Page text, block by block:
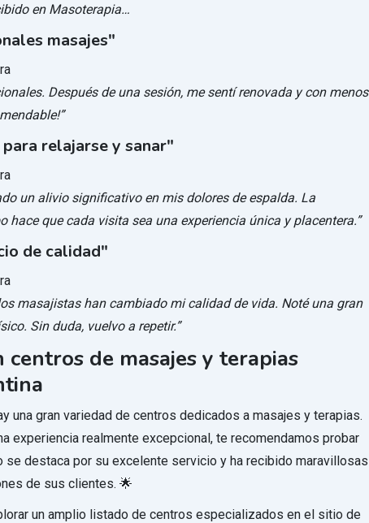
en Masoterapia…
masajes"
Después de una sesión, me sentí renovada y con menos
para relajarse y sanar"
un alivio significativo en mis dolores de espalda. La
hace que cada visita sea una experiencia única y placentera.”
de calidad"
masajistas han cambiado mi calidad de vida. Noté una gran
Sin duda, vuelvo a repetir.”
centros de masajes y terapias
una gran variedad de centros dedicados a masajes y terapias.
experiencia realmente excepcional, te recomendamos probar
se destaca por su excelente servicio y ha recibido maravillosas
de sus clientes. 🌟
un amplio listado de centros especializados en el sitio de